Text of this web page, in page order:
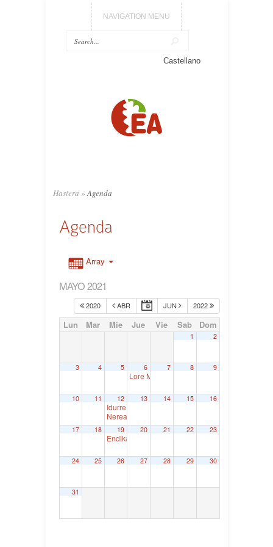
NAVIGATION MENU
Castellano
Hasiera » Agenda
Agenda
Array
MAYO 2021
2020 ABR JUN 2022
Lun Mar Mie Jue Vie Sab Dom
1 2
3 4 5 6
Lore Martínez Axpe, Parlamento Vasco
7 8 9
10 11 12
Idurre Bideguren. Senatua
Nerea Martínez Cerrillo. Juntas Generales de
13 14 15 16
17 18 19
Endika Montes. Juntas Generales de Bizkaia
20 21 22 23
24 25 26 27 28 29 30
31